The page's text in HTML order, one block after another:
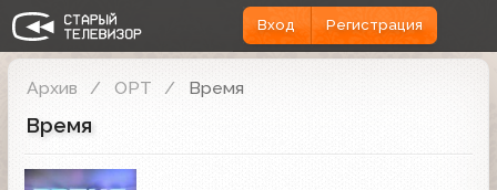
Вход Регистрация
Архив ОРТ Время
Время